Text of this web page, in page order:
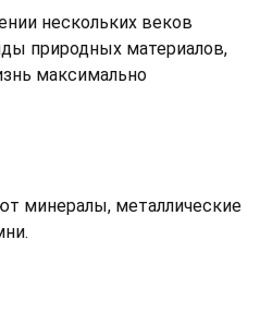
нескольких веков
природных материалов,
максимально
минералы, металлические